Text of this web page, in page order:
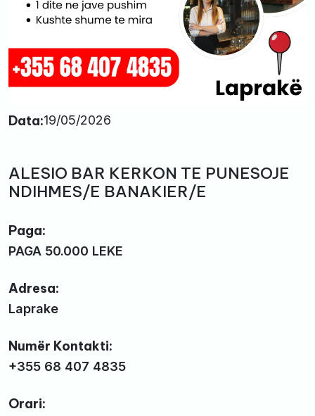
Data:19/05/2026
ALESIO BAR KERKON TE PUNESOJE
NDIHMES/E BANAKIER/E
Paga:
PAGA 50.000 LEKE
Adresa:
Laprake
Numër Kontakti:
+355 68 407 4835
Orari: